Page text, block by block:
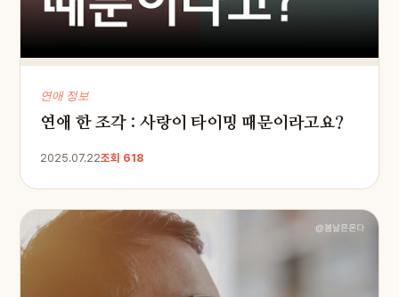
연애 정보
연애 한 조각 : 사랑이 타이밍 때문이라고요?
2025.07.22조회 618